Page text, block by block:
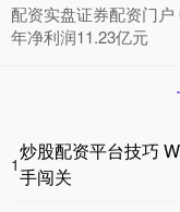
配资实盘证券配资门
年净利润11.23亿元
1
炒股配资平台技巧
手闯关